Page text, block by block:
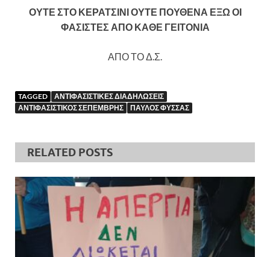
ΟΥΤΕ ΣΤΟ ΚΕΡΑΤΣΙΝΙ ΟΥΤΕ ΠΟΥΘΕΝΑ ΕΞΩ ΟΙ
ΦΑΣΙΣΤΕΣ ΑΠΟ ΚΑΘΕ ΓΕΙΤΟΝΙΑ
ΑΠΟ ΤΟ Δ.Σ.
TAGGED
ΑΝΤΙΦΑΣΙΣΤΙΚΕΣ ΔΙΑΔΗΛΩΣΕΙΣ
ΑΝΤΙΦΑΣΙΣΤΙΚΟΣ ΣΕΠΕΜΒΡΗΣ
ΠΑΥΛΟΣ ΦΥΣΣΑΣ
RELATED POSTS